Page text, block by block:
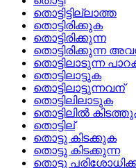
തൊട്ടിട്ടില്ലാത്ത
തൊട്ടിരിക്കുക
തൊട്ടിരിക്കുന്ന
തൊട്ടിരിക്കുന്ന
തൊട്ടിലാടുന്ന
തൊട്ടിലാട്ടുക
തൊട്ടിലാട്ടുന്നവന്
തൊട്ടിലിലാടുക
തൊട്ടിലില്‍
തൊട്ടില്
തൊട്ടു കിടക്കുക
തൊട്ടു കിടക്കുന്ന
തൊട്ടു